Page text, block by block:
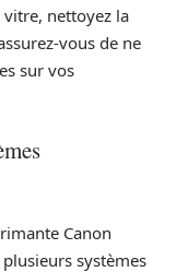
vitre, nettoyez la
vous de ne
sur vos
Canon
systèmes